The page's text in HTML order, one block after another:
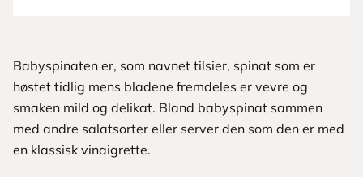
Babyspinaten er, som navnet tilsier, spinat som er
høstet tidlig mens bladene fremdeles er vevre og
smaken mild og delikat. Bland babyspinat sammen
med andre salatsorter eller server den som den er med
en klassisk vinaigrette.